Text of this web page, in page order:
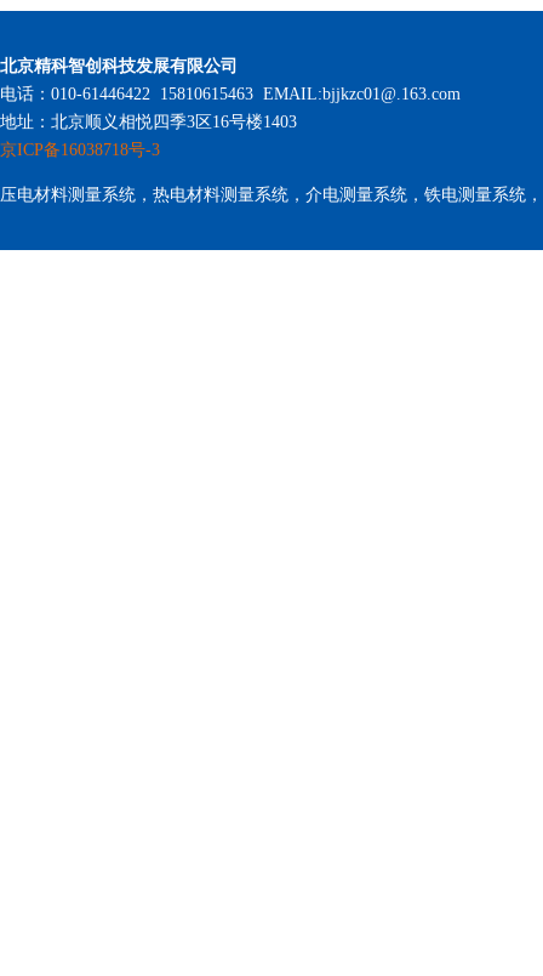
北京精科智创科技发展有限公司
电话：010-61446422 15810615463 EMAIL:bjjkzc01@.163.com
地址：北京顺义相悦四季3区16号楼1403
京ICP备16038718号-3
压电材料测量系统，热电材料测量系统，介电测量系统，铁电测量系统